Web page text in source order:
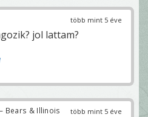
több mint 5 éve
jol lattam?
több mint 5 éve
Bears & Illinois